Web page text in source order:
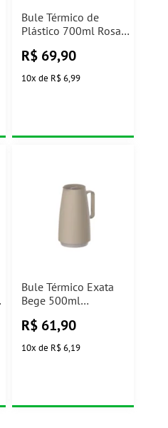
Bule Térmico de
Plástico 700ml Rosa
R$ 69,90
10x de R$ 6,99
Bule Térmico Exata
Bege 500ml
R$ 61,90
10x de R$ 6,19